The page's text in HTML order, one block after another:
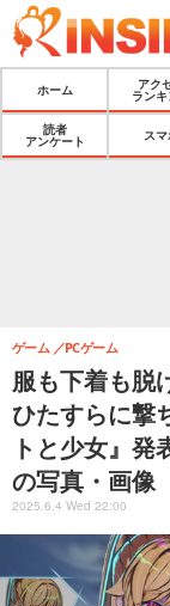
ホーム
アク
ランキ
読者
アンケート
スマ
服も下着も脱
ひたすらに撃
トと少女』発
の写真・画像
ゲーム PCゲーム
2025.6.4 Wed 22:00